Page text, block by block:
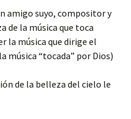
amigo suyo, compositor y
de la música que toca
la música que dirige el
música “tocada” por Dios)
de la belleza del cielo le